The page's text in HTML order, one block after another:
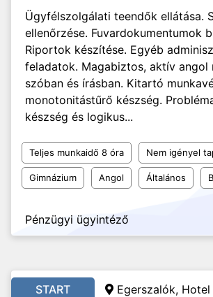
Ügyfélszolgálati teendők ellátása.
ellenőrzése. Fuvardokumentumok
Riportok készítése. Egyéb
feladatok. Magabiztos, aktív angol
szóban és írásban. Kitartó
monotonitástűrő készség.
készség és logikus...
Teljes munkaidő 8 óra Nem igényel
Gimnázium Angol Általános
Pénzügyi ügyintéző
START Egerszalók,